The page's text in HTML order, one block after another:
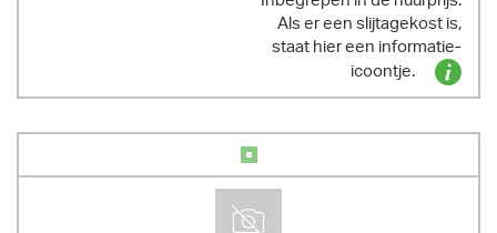
Als er een slijtagekost is,
staat hier een informatie-
icoontje.